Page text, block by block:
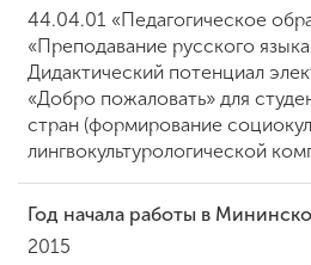
Другие виды
деятельности
Студенческая жизнь
Сведения об
образовательной
44.04.01 «Педагогическое
«Преподавание русского
Дидактический потенциал
«Добро пожаловать» для
стран (формирование
лингвокультурологической
Год начала работы в
2015